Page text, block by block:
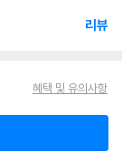
리뷰
혜택 및 유의사항